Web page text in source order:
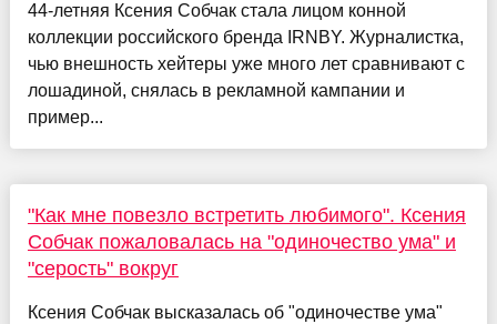
44-летняя Ксения Собчак стала лицом конной
коллекции российского бренда IRNBY. Журналистка,
чью внешность хейтеры уже много лет сравнивают с
лошадиной, снялась в рекламной кампании и
пример...
"Как мне повезло встретить любимого". Ксения
Собчак пожаловалась на "одиночество ума" и
"серость" вокруг
Ксения Собчак высказалась об "одиночестве ума"